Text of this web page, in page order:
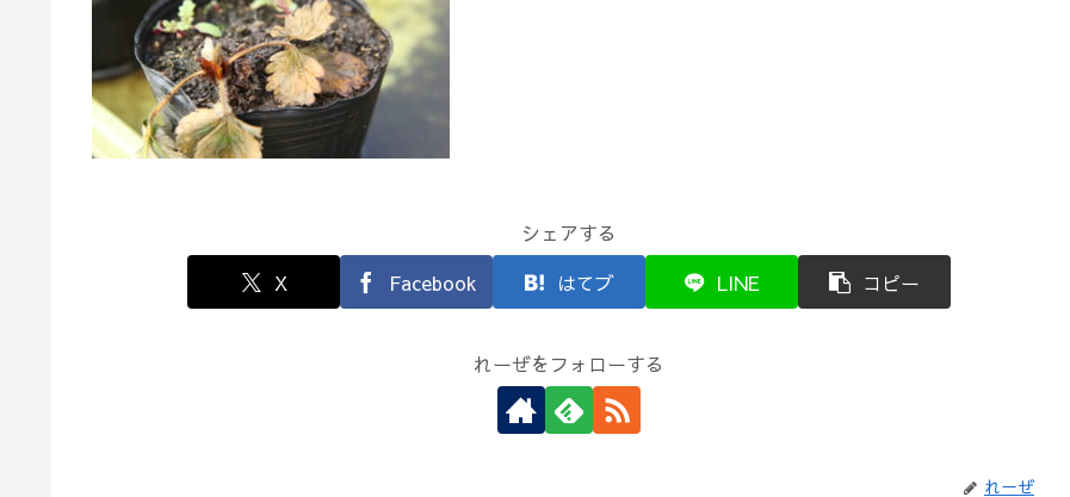
シェアする
X
Facebook はてブ LINE コピー
れーぜをフォローする
れーぜ